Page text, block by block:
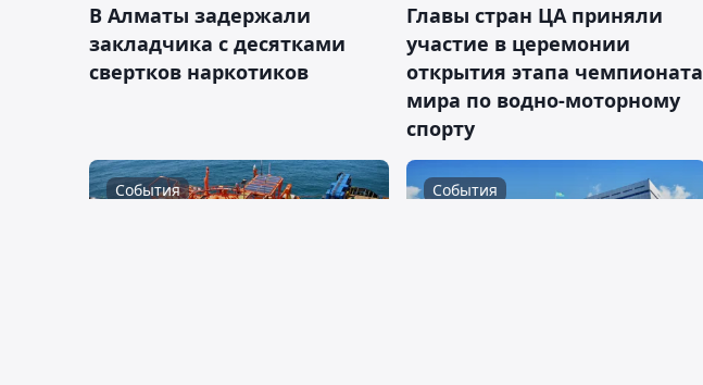
В Алматы задержали
закладчика с десятками
свертков наркотиков
Главы стран ЦА приняли
участие в церемонии
открытия этапа чемпионата
мира по водно-моторному
спорту
События События